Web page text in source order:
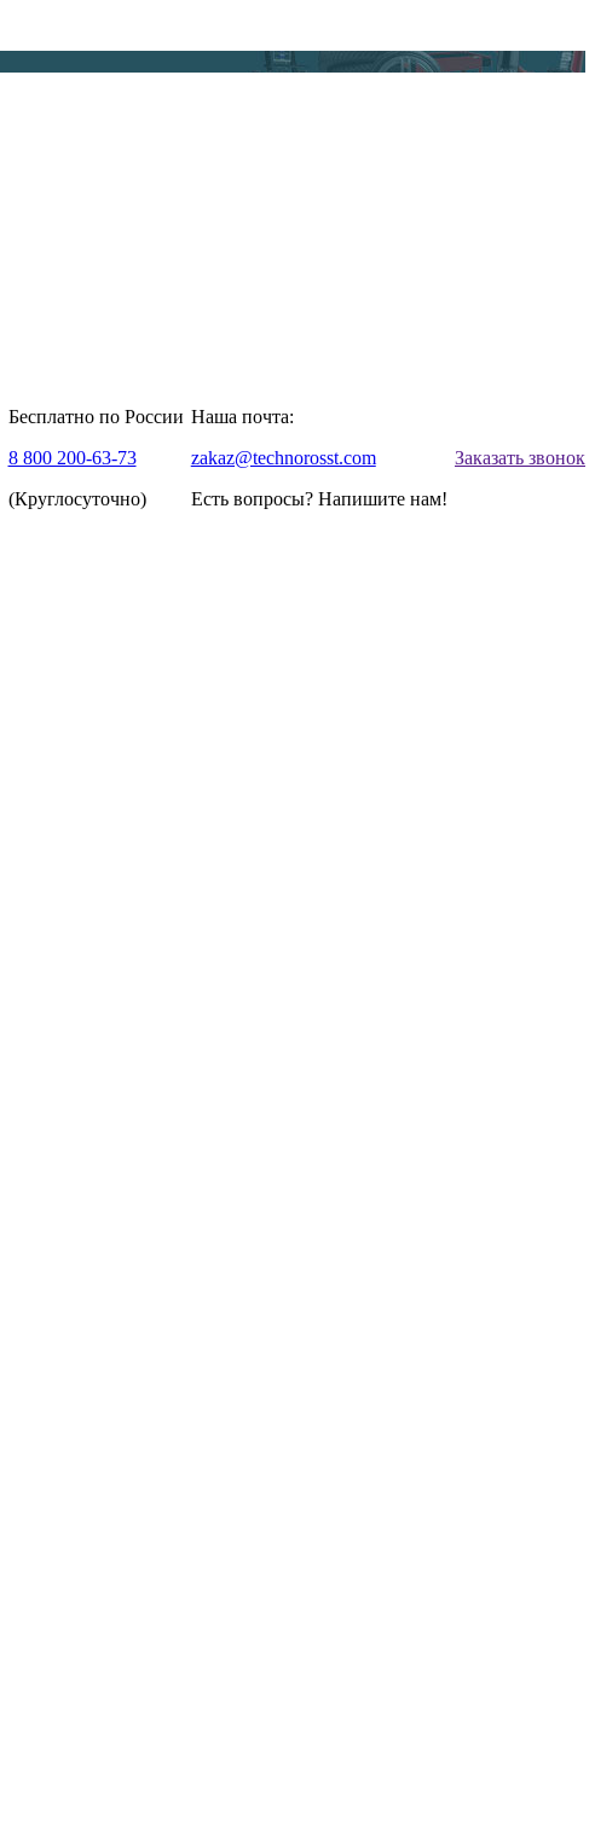
Бесплатно по России
8 800 200-63-73
(Круглосуточно)
Наша почта:
zakaz@technorosst.com
Есть вопросы? Напишите нам!
Заказать звонок